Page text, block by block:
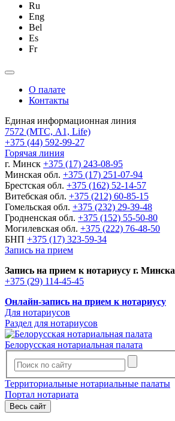
Ru
Eng
Bel
Es
Fr
О палате
Контакты
Единая информационная линия
7572 (МТС, A1, Life)
+375 (44) 592-99-27
Горячая линия
г. Минск +375 (17) 243-08-95
Минская обл. +375 (17) 251-07-94
Брестская обл. +375 (162) 52-14-57
Витебская обл. +375 (212) 60-85-15
Гомельская обл. +375 (232) 29-39-48
Гродненская обл. +375 (152) 55-50-80
Могилевская обл. +375 (222) 76-48-50
БНП +375 (17) 323-59-34
Запись на прием
Запись на прием к нотариусу г. Минска
+375 (29) 114-45-45
Онлайн-запись на прием к нотариусу
Для нотариусов
Раздел для нотариусов
Белорусская нотариальная палата
Территориальные нотариальные палаты
Портал нотариата
Весь сайт